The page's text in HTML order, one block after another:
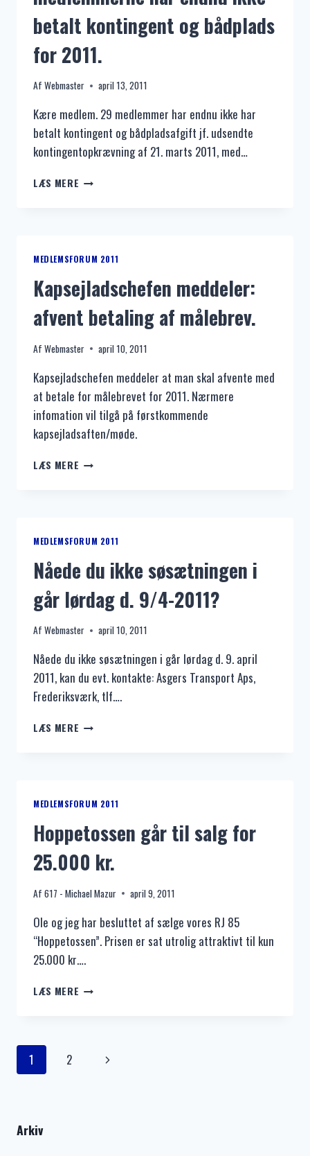
betalt kontingent og bådplads
for 2011.
Af Webmaster april 13, 2011
Kære medlem. 29 medlemmer har endnu ikke har
betalt kontingent og bådpladsafgift jf. udsendte
kontingentopkrævning af 21. marts 2011, med…
LÆS MERE RYKKERSKRIVELSER
MEDLEMMERNE
HAR
ENDNU
IKKE
BETALT
OG
FOR
2011.
MEDLEMSFORUM 2011
Kapsejladschefen meddeler:
afvent betaling af målebrev.
Af Webmaster april 10, 2011
Kapsejladschefen meddeler at man skal afvente med
at betale for målebrevet for 2011. Nærmere
infomation vil tilgå på førstkommende
kapsejladsaften/møde.
LÆS MERE KAPSEJLADSCHEFEN
MEDLEMSFORUM 2011
Nåede du ikke søsætningen i
går lørdag d. 9/4-2011?
Af Webmaster april 10, 2011
Nåede du ikke søsætningen i går lørdag d. 9. april
2011, kan du evt. kontakte: Asgers Transport Aps,
Frederiksværk, tlf….
LÆS MERE NÅEDE
LØRDAG
D.
9/4-
2011?
MEDLEMSFORUM 2011
Hoppetossen går til salg for
25.000 kr.
Af 617 - Michael Mazur april 9, 2011
Ole og jeg har besluttet af sælge vores RJ 85
“Hoppetossen”. Prisen er sat utrolig attraktivt til kun
25.000 kr….
LÆS MERE HOPPETOSSEN
25.000
Side
1 2
Næste
Arkiv